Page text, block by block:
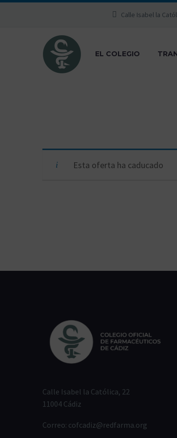
Calle Isabel la
EL COLEGIO
Esta oferta ha caducado
Calle Isabel la Católica, 22
11004 Cádiz
Correo: cofcadiz@redfarma.org